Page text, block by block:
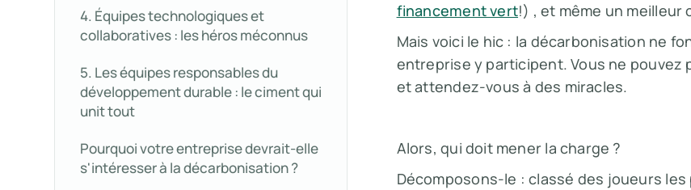
4. Équipes technologiques et
collaboratives : les héros méconnus
5. Les équipes responsables du
développement durable : le ciment qui
unit tout
Pourquoi votre entreprise devrait-elle
s'intéresser à la décarbonisation ?
financement vert!) , et même un meilleur
Mais voici le hic : la décarbonisation ne
entreprise y participent. Vous ne pouvez
et attendez-vous à des miracles.
Alors, qui doit mener la charge ?
Décomposons-le : classé des joueurs